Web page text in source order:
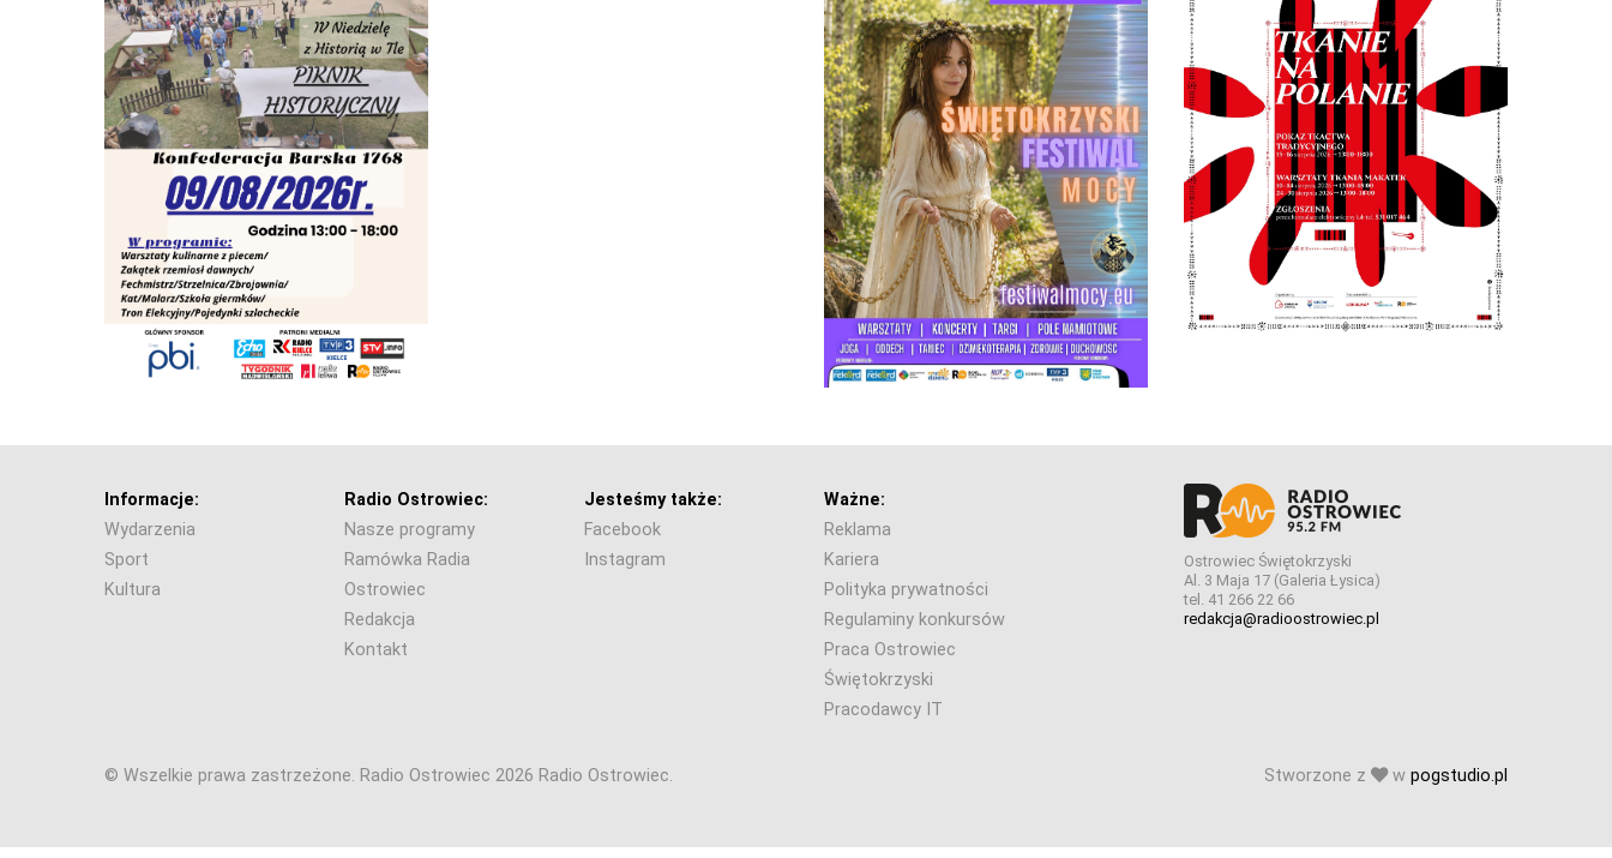
Informacje:
Wydarzenia
Sport
Kultura
Radio Ostrowiec:
Nasze programy
Ramówka Radia
Ostrowiec
Redakcja
Kontakt
Jesteśmy także:
Facebook
Instagram
Ważne:
Reklama
Kariera
Polityka prywatności
Regulaminy konkursów
Praca Ostrowiec
Świętokrzyski
Pracodawcy IT
Ostrowiec Świętokrzyski
Al. 3 Maja 17 (Galeria Łysica)
tel. 41 266 22 66
redakcja@radioostrowiec.pl
© Wszelkie prawa zastrzeżone. Radio Ostrowiec 2026 Radio Ostrowiec. Stworzone z w pogstudio.pl